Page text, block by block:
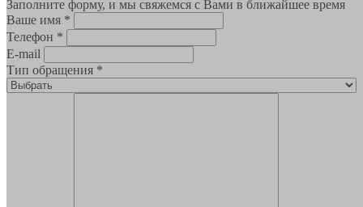
Заполните форму, и мы свяжемся с Вами в ближайшее время
Ваше имя *
Телефон *
E-mail
Тип обращения *